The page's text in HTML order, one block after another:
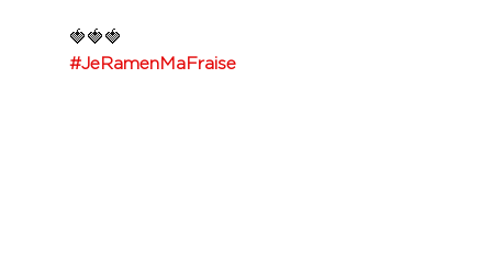
🍓🍓🍓
#JeRamenMaFraise